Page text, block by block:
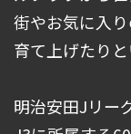
街やお気に入
育て上げたり
明治安田Jリー